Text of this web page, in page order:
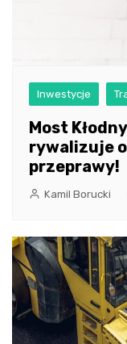
Inwestycje
Most
rywalizuje
przeprawy!
Kamil Borucki